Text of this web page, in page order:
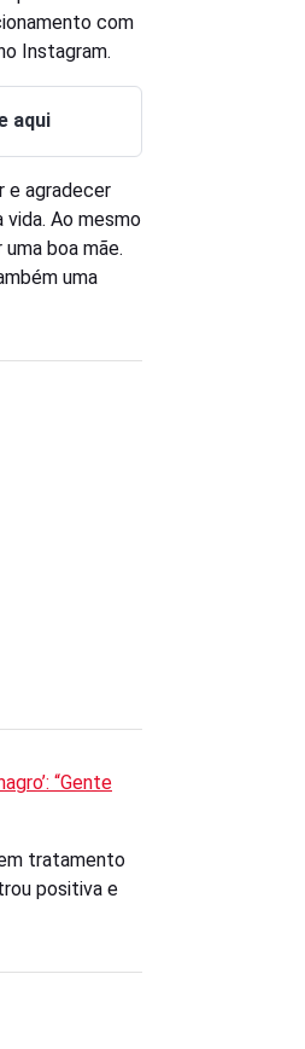
com
Instagram.
aqui
e agradecer
Ao mesmo
boa mãe.
uma
“Gente
tratamento
positiva e